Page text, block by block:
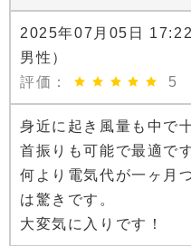
2025年07月05日
男性）
評価：
5
身近に起き風量も中で
首振りも可能で最適です
何より電気代が一ヶ月
は驚きです。
大変気に入りです！